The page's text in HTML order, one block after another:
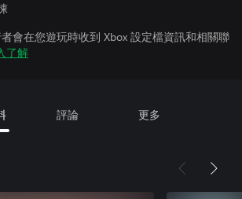
會在您遊玩時收到 Xbox 設定檔資訊和相關聯
了解
評論 更多